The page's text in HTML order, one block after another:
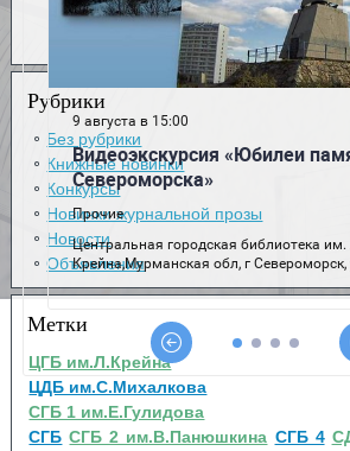
Рубрики
Без рубрики
Книжные новинки
Конкурсы
Новинки журнальной прозы
Новости
Объявления
Метки
ЦГБ им.Л.Крейна
ЦДБ им.С.Михалкова
СГБ 1 им.Е.Гулидова
СГБ СГБ 2 им.В.Панюшкина СГБ 4